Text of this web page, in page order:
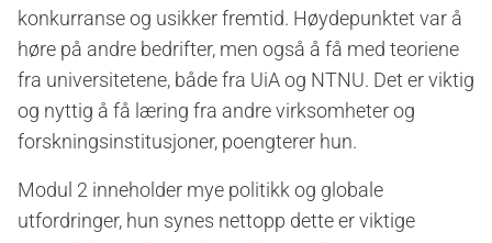
konkurranse og usikker fremtid. Høydepunktet var å
høre på andre bedrifter, men også å få med teoriene
fra universitetene, både fra UiA og NTNU. Det er viktig
og nyttig å få læring fra andre virksomheter og
forskningsinstitusjoner, poengterer hun.
Modul 2 inneholder mye politikk og globale
utfordringer, hun synes nettopp dette er viktige